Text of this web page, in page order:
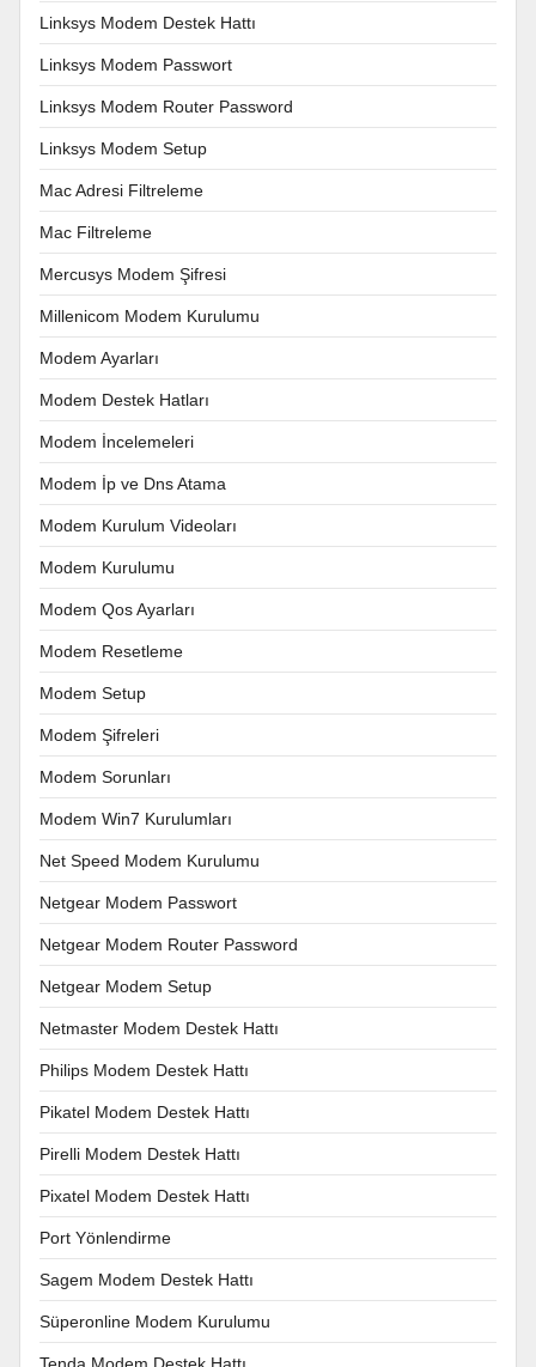
Linksys Modem Destek Hattı
Linksys Modem Passwort
Linksys Modem Router Password
Linksys Modem Setup
Mac Adresi Filtreleme
Mac Filtreleme
Mercusys Modem Şifresi
Millenicom Modem Kurulumu
Modem Ayarları
Modem Destek Hatları
Modem İncelemeleri
Modem İp ve Dns Atama
Modem Kurulum Videoları
Modem Kurulumu
Modem Qos Ayarları
Modem Resetleme
Modem Setup
Modem Şifreleri
Modem Sorunları
Modem Win7 Kurulumları
Net Speed Modem Kurulumu
Netgear Modem Passwort
Netgear Modem Router Password
Netgear Modem Setup
Netmaster Modem Destek Hattı
Philips Modem Destek Hattı
Pikatel Modem Destek Hattı
Pirelli Modem Destek Hattı
Pixatel Modem Destek Hattı
Port Yönlendirme
Sagem Modem Destek Hattı
Süperonline Modem Kurulumu
Tenda Modem Destek Hattı